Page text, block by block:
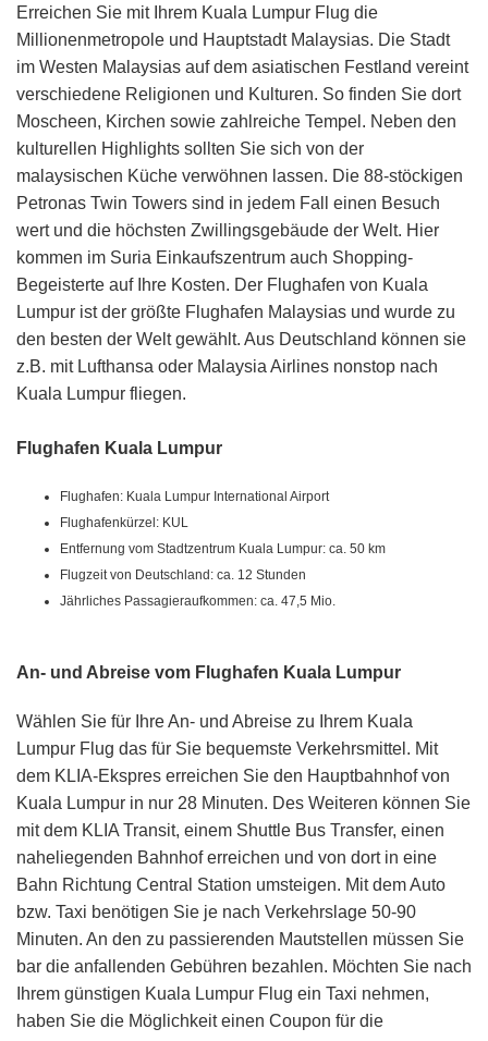
Erreichen Sie mit Ihrem Kuala Lumpur Flug die
Millionenmetropole und Hauptstadt Malaysias. Die Stadt
im Westen Malaysias auf dem asiatischen Festland vereint
verschiedene Religionen und Kulturen. So finden Sie dort
Moscheen, Kirchen sowie zahlreiche Tempel. Neben den
kulturellen Highlights sollten Sie sich von der
malaysischen Küche verwöhnen lassen. Die 88-stöckigen
Petronas Twin Towers sind in jedem Fall einen Besuch
wert und die höchsten Zwillingsgebäude der Welt. Hier
kommen im Suria Einkaufszentrum auch Shopping-
Begeisterte auf Ihre Kosten. Der Flughafen von Kuala
Lumpur ist der größte Flughafen Malaysias und wurde zu
den besten der Welt gewählt. Aus Deutschland können sie
z.B. mit Lufthansa oder Malaysia Airlines nonstop nach
Kuala Lumpur fliegen.
Flughafen Kuala Lumpur
Flughafen: Kuala Lumpur International Airport
Flughafenkürzel: KUL
Entfernung vom Stadtzentrum Kuala Lumpur: ca. 50 km
Flugzeit von Deutschland: ca. 12 Stunden
Jährliches Passagieraufkommen: ca. 47,5 Mio.
An- und Abreise vom Flughafen Kuala Lumpur
Wählen Sie für Ihre An- und Abreise zu Ihrem Kuala
Lumpur Flug das für Sie bequemste Verkehrsmittel. Mit
dem KLIA-Ekspres erreichen Sie den Hauptbahnhof von
Kuala Lumpur in nur 28 Minuten. Des Weiteren können Sie
mit dem KLIA Transit, einem Shuttle Bus Transfer, einen
naheliegenden Bahnhof erreichen und von dort in eine
Bahn Richtung Central Station umsteigen. Mit dem Auto
bzw. Taxi benötigen Sie je nach Verkehrslage 50-90
Minuten. An den zu passierenden Mautstellen müssen Sie
bar die anfallenden Gebühren bezahlen. Möchten Sie nach
Ihrem günstigen Kuala Lumpur Flug ein Taxi nehmen,
haben Sie die Möglichkeit einen Coupon für die